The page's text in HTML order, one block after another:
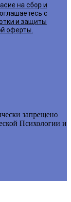
на сбор и
с
и защиты
оферты
запрещено
Психологии и